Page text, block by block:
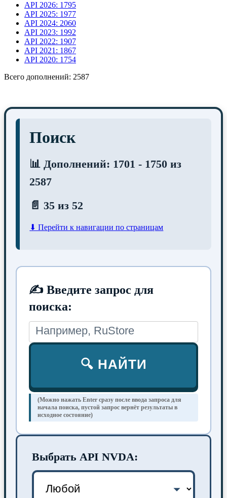
API 2026: 1795
API 2025: 1977
API 2024: 2060
API 2023: 1992
API 2022: 1907
API 2021: 1867
API 2020: 1754
Всего дополнений: 2587
Поиск
📊 Дополнений: 1701 - 1750 из
2587
📄 35 из 52
⬇ Перейти к навигации по страницам
✍ Введите запрос для
поиска:
(Можно нажать Enter сразу после ввода запроса для
начала поиска, пустой запрос вернёт результаты в
исходное состояние)
🔍 НАЙТИ
Выбрать API NVDA: